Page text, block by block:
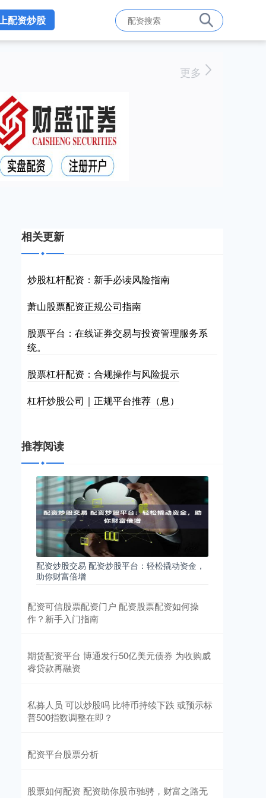
配资炒股
更多
相关更新
炒股杠杆配资：新手必读风险指南
萧山股票配资正规公司指南
股票平台：在线证券交易与投资管理服务系
统。
股票杠杆配资：合规操作与风险提示
杠杆炒股公司｜正规平台推荐（息）
推荐阅读
配资炒股交易 配资炒股平台：轻松撬动资金，
助你财富倍增
配资可信股票配资门户 配资股票配资如何操
作？新手入门指南
期货配资平台 博通发行50亿美元债券 为收购威
睿贷款再融资
私募人员 可以炒股吗 比特币持续下跌 或预示标
普500指数调整在即？
配资平台股票分析
股票如何配资 配资助你股市驰骋，财富之路无